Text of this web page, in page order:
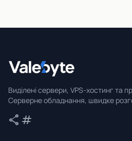
Виділені сервери, VPS-хостинг та
Серверне обладнання, швидке
share Поділитися
tag